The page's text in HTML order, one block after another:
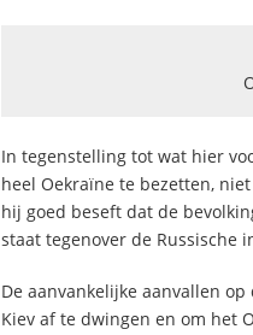
In tegenstelling tot wat hier
heel Oekraïne te bezetten,
hij goed beseft dat de
staat tegenover de Russische
De aanvankelijke aanvallen
Kiev af te dwingen en om het